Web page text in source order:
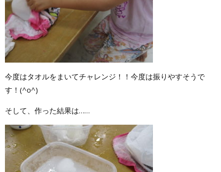
今度はタオルをまいてチャレンジ！！今度は振りやすそうで
す！(^o^)
そして、作った結果は……